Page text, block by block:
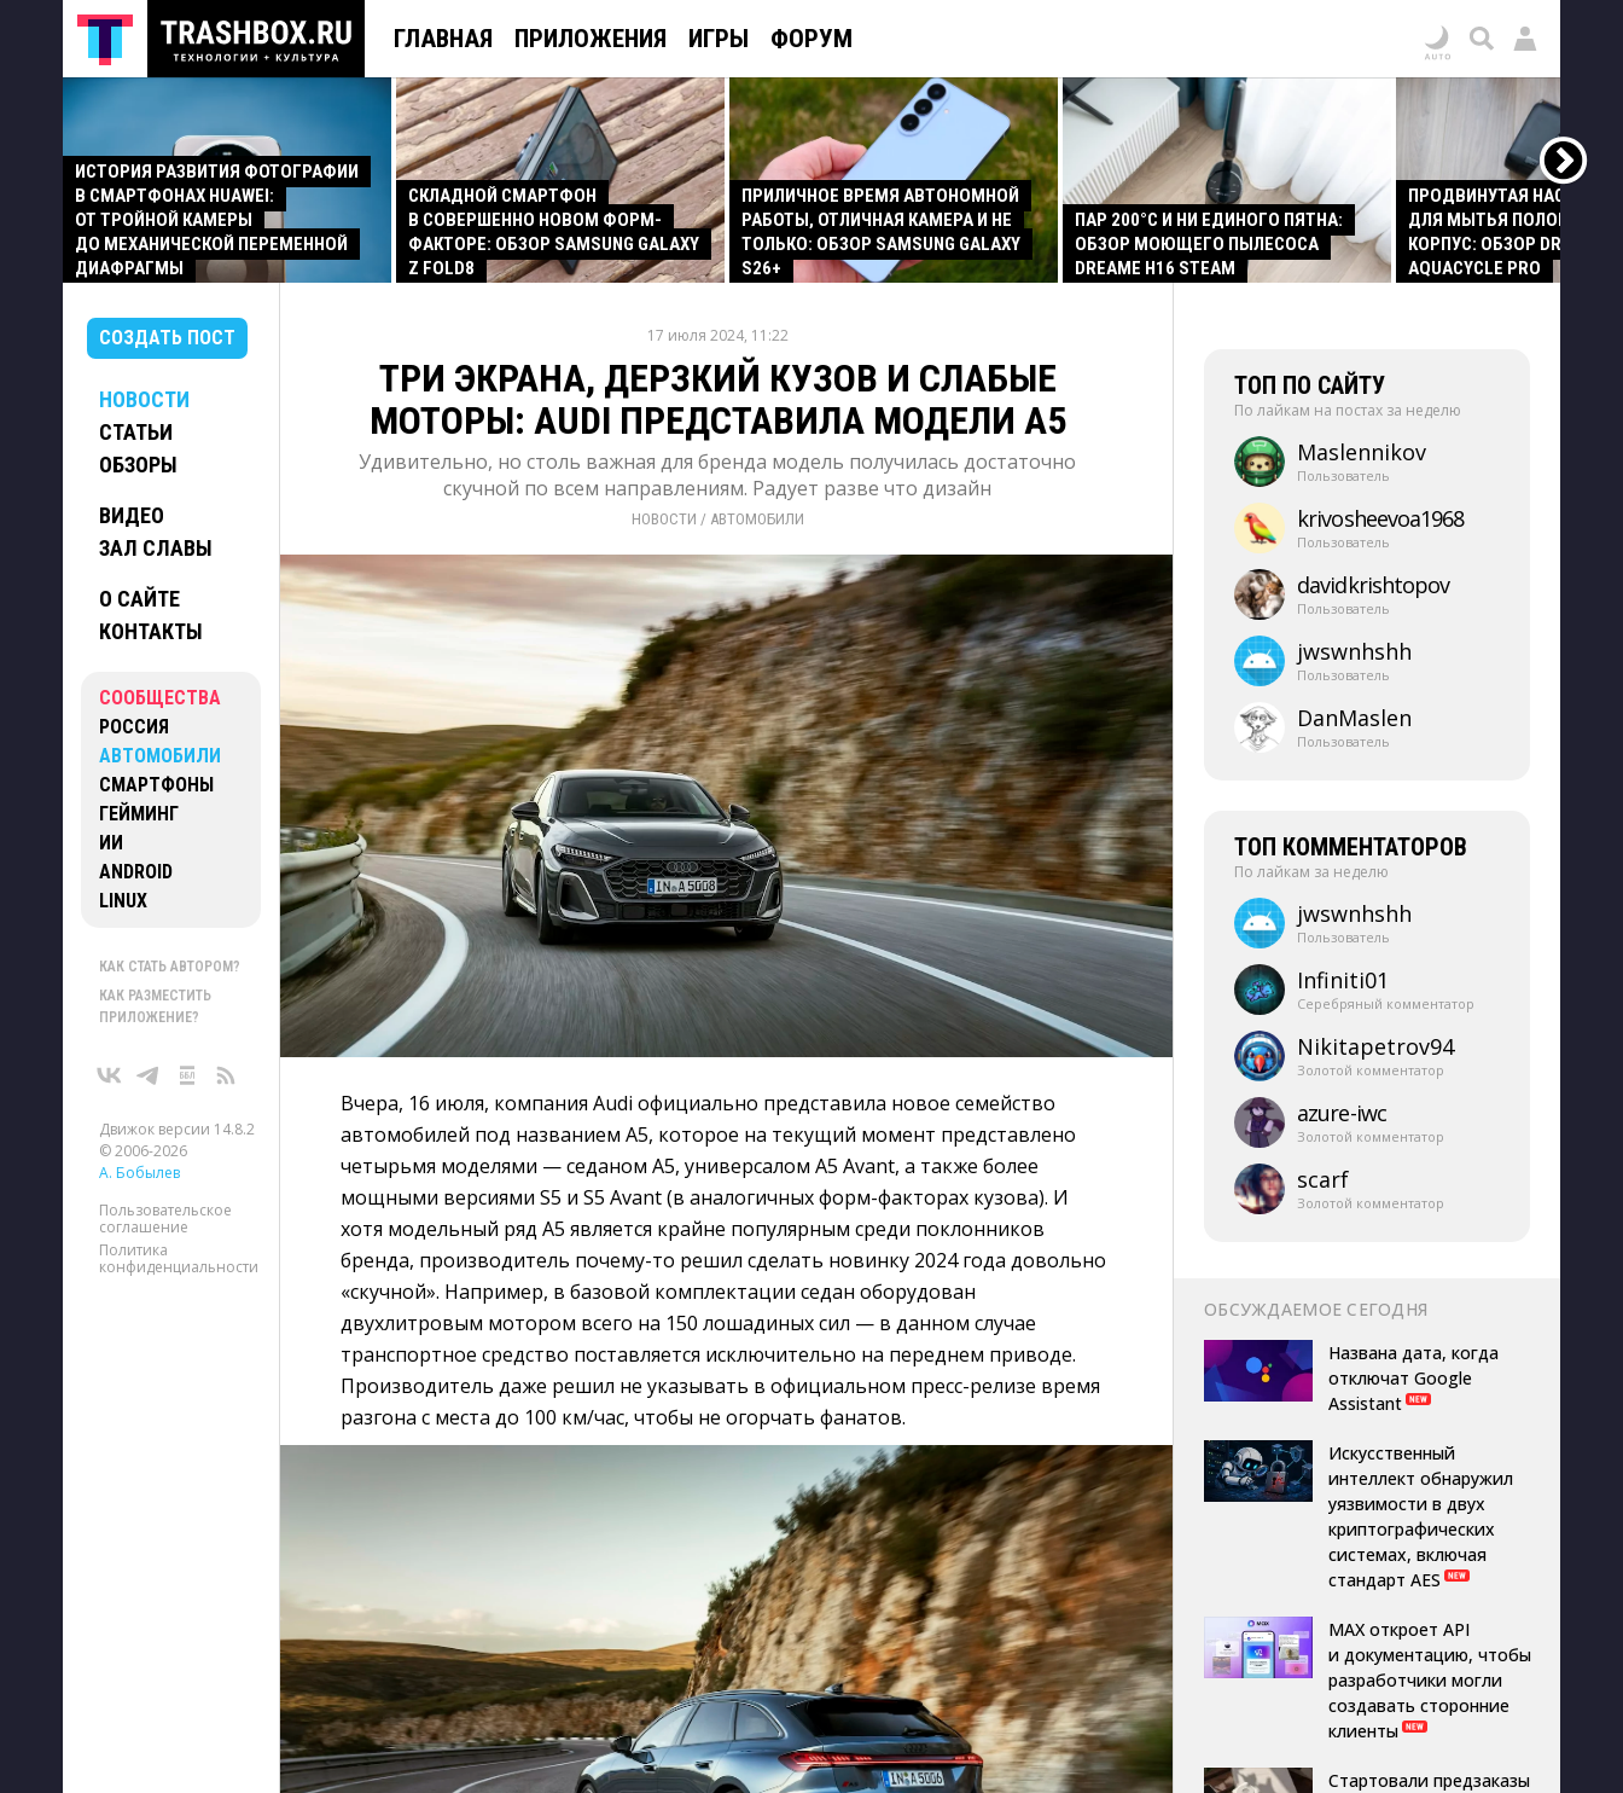
ГЛАВНАЯ ПРИЛОЖЕНИЯ ИГРЫ ФОРУМ
ИСТОРИЯ РАЗВИТИЯ ФОТОГРАФИИ
В СМАРТФОНАХ HUAWEI:
ОТ ТРОЙНОЙ КАМЕРЫ
ДО МЕХАНИЧЕСКОЙ ПЕРЕМЕННОЙ
ДИАФРАГМЫ
СКЛАДНОЙ СМАРТФОН
В СОВЕРШЕННО НОВОМ ФОРМ-
ФАКТОРЕ: ОБЗОР SAMSUNG GALAXY
Z FOLD8
ПРИЛИЧНОЕ ВРЕМЯ АВТОНОМНОЙ
РАБОТЫ, ОТЛИЧНАЯ КАМЕРА И НЕ
ТОЛЬКО: ОБЗОР SAMSUNG GALAXY
S26+
ПАР 200°C И НИ ЕДИНОГО ПЯТНА:
ОБЗОР МОЮЩЕГО ПЫЛЕСОСА
DREAME H16 STEAM
ПРОДВИНУТАЯ НАСАДКА
ДЛЯ МЫТЬЯ ПОЛОВ И
КОРПУС: ОБЗОР DREAME
AQUACYCLE PRO
СОЗДАТЬ ПОСТ
НОВОСТИ
СТАТЬИ
ОБЗОРЫ
ВИДЕО
ЗАЛ СЛАВЫ
О САЙТЕ
КОНТАКТЫ
СООБЩЕСТВА
РОССИЯ
АВТОМОБИЛИ
СМАРТФОНЫ
ГЕЙМИНГ
ИИ
ANDROID
LINUX
КАК СТАТЬ АВТОРОМ?
КАК РАЗМЕСТИТЬ
ПРИЛОЖЕНИЕ?
Движок версии 14.8.2
© 2006-2026
А. Бобылев
Пользовательское
соглашение
Политика
конфиденциальности
17 июля 2024, 11:22
ТРИ ЭКРАНА, ДЕРЗКИЙ КУЗОВ И СЛАБЫЕ
МОТОРЫ: AUDI ПРЕДСТАВИЛА МОДЕЛИ A5
Удивительно, но столь важная для бренда модель получилась достаточно
скучной по всем направлениям. Радует разве что дизайн
НОВОСТИ / АВТОМОБИЛИ
Вчера, 16 июля, компания Audi официально представила новое семейство
автомобилей под названием A5, которое на текущий момент представлено
четырьмя моделями — седаном A5, универсалом A5 Avant, а также более
мощными версиями S5 и S5 Avant (в аналогичных форм-факторах кузова). И
хотя модельный ряд A5 является крайне популярным среди поклонников
бренда, производитель почему-то решил сделать новинку 2024 года довольно
«скучной». Например, в базовой комплектации седан оборудован
двухлитровым мотором всего на 150 лошадиных сил — в данном случае
транспортное средство поставляется исключительно на переднем приводе.
Производитель даже решил не указывать в официальном пресс-релизе время
разгона с места до 100 км/час, чтобы не огорчать фанатов.
ТОП ПО САЙТУ
По лайкам на постах за неделю
Maslennikov
Пользователь
krivosheevoa1968
Пользователь
davidkrishtopov
Пользователь
jwswnhshh
Пользователь
DanMaslen
Пользователь
ТОП КОММЕНТАТОРОВ
По лайкам за неделю
jwswnhshh
Пользователь
Infiniti01
Серебряный комментатор
Nikitapetrov94
Золотой комментатор
azure-​iwc
Золотой комментатор
scarf
Золотой комментатор
ОБСУЖДАЕМОЕ СЕГОДНЯ
Названа дата, когда
отключат Google
Assistant
Искусственный
интеллект обнаружил
уязвимости в двух
криптографических
системах, включая
стандарт AES
MAX откроет API
и документацию, чтобы
разработчики могли
создавать сторонние
клиенты
Стартовали предзаказы